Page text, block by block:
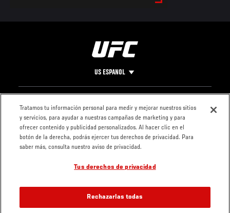
US ESPANOL
Pie
de
Página
CONTACTO
LEGAL
Condiciones
Política de
privacidad
Tratamos tu información personal para medir y mejorar nuestros sitios
y servicios, para ayudar a nuestras campañas de marketing y para
ofrecer contenido y publicidad personalizados. Al hacer clic en el
botón de la derecha, podrás ejercer tus derechos de privacidad. Para
saber más, consulta nuestro aviso de privacidad.
Tus derechos de privacidad
Rechazarlas todas